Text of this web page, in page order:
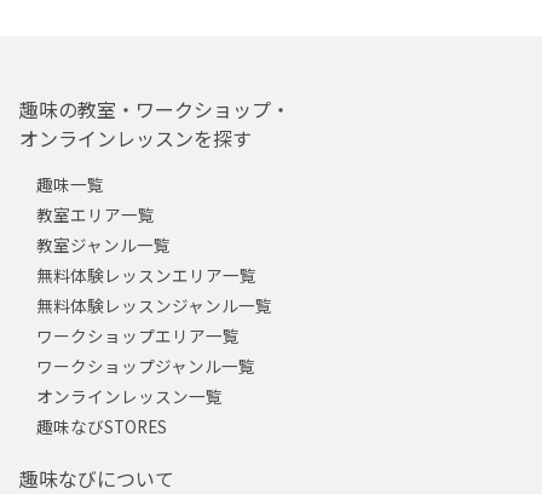
趣味の教室・ワークショップ・
オンラインレッスンを探す
趣味一覧
教室エリア一覧
教室ジャンル一覧
無料体験レッスンエリア一覧
無料体験レッスンジャンル一覧
ワークショップエリア一覧
ワークショップジャンル一覧
オンラインレッスン一覧
趣味なびSTORES
趣味なびについて